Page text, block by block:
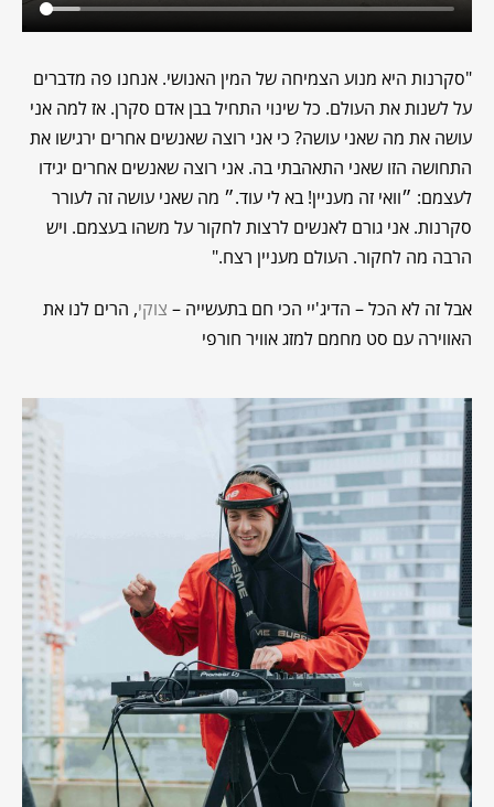
"סקרנות היא מנוע הצמיחה של המין האנושי. אנחנו פה מדברים
על לשנות את העולם. כל שינוי התחיל בבן אדם סקרן. אז למה אני
עושה את מה שאני עושה? כי אני רוצה שאנשים אחרים ירגישו את
התחושה הזו שאני התאהבתי בה. אני רוצה שאנשים אחרים יגידו
לעצמם: ״וואי זה מעניין! בא לי עוד.״ מה שאני עושה זה לעורר
סקרנות. אני גורם לאנשים לרצות לחקור על משהו בעצמם. ויש
הרבה מה לחקור. העולם מעניין רצח."
אבל זה לא הכל – הדיג'יי הכי חם בתעשייה – צוקי, הרים לנו את
האווירה עם סט מחמם למזג אוויר חורפי